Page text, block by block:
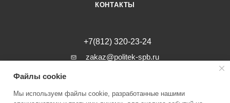
КОНТАКТЫ
+7(812) 320-23-24
zakaz@politek-spb.ru
г. Санкт-Петербург, Минеральная ул, д.
Файлы cookie
Мы используем файлы cookie, разработанные нашими